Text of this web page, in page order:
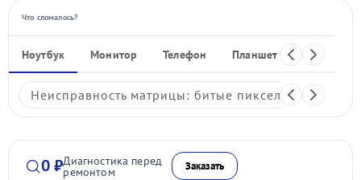
Что сломалось?
Ноутбук Монитор Телефон Планшет
Неисправность матрицы: битые пиксели,
0 ₽Диагностика перед
ремонтом Заказать